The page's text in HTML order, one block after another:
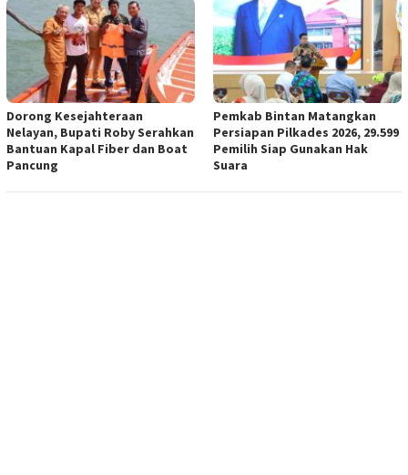
Dorong Kesejahteraan
Nelayan, Bupati Roby Serahkan
Bantuan Kapal Fiber dan Boat
Pancung
Pemkab Bintan Matangkan
Persiapan Pilkades 2026, 29.599
Pemilih Siap Gunakan Hak
Suara